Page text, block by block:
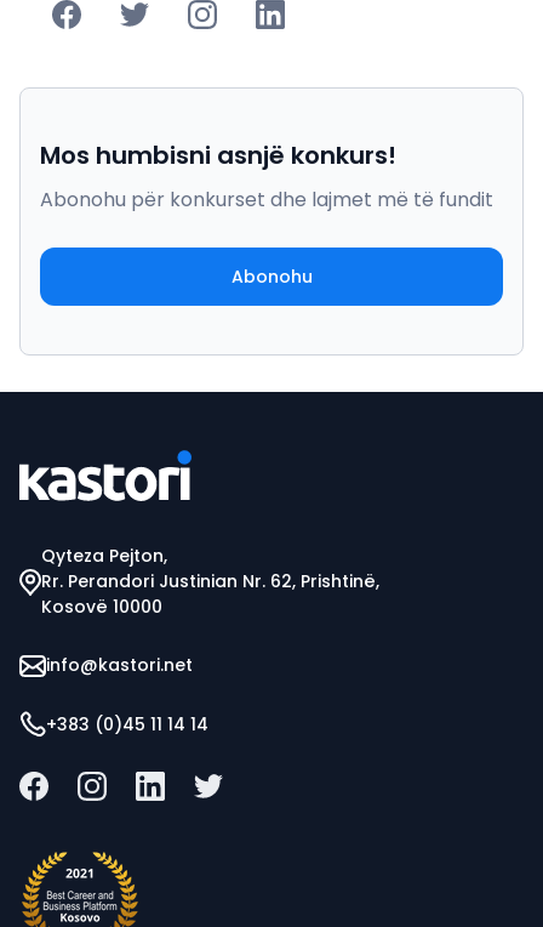
Mos humbisni asnjë konkurs!
Abonohu për konkurset dhe lajmet më të fundit
Abonohu
Qyteza Pejton,
Rr. Perandori Justinian Nr. 62, Prishtinë,
Kosovë 10000
info@kastori.net
+383 (0)45 11 14 14